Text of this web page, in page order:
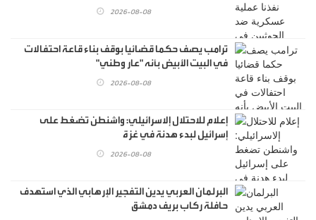
2026-08-08
ترامب يصف حكما قضائيا بوقف بناء قاعة احتفالات
في البيت الأبيض بأنه "عار وطني"
2026-08-08
إعلام للاحتلال إلاسرائيلي: واشنطن تضغط على
إسرائيل لبدء هدنة في غزة
2026-08-08
البرلمان العربي يدين التفجير الإرهابي الذي استهدف
حافلة ركاب بريف دمشق